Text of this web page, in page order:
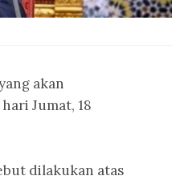
akan
Jumat, 18
dilakukan atas